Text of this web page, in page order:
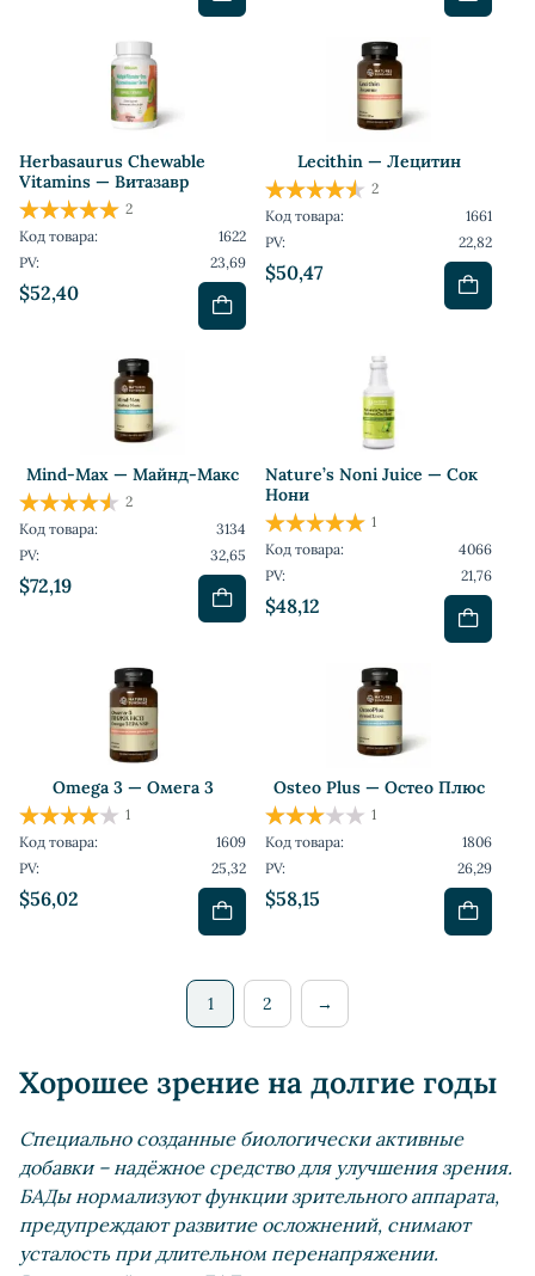
Herbasaurus Сhewable
Vitamins — Витазавр
$52,40
2
Код товара:
1622
PV:
23,69
Lecithin — Лецитин
$50,47
2
Код товара:
1661
PV:
22,82
Mind-Max — Майнд-Макс
$72,19
2
Код товара:
3134
PV:
32,65
Nature’s Noni Juice — Сок
Нони
$48,12
1
Код товара:
4066
PV:
21,76
Omega 3 — Омега 3
$56,02
1
Код товара:
1609
PV:
25,32
Osteo Plus — Остео Плюс
$58,15
1
Код товара:
1806
PV:
26,29
1 2 →
Хорошее зрение на долгие годы
Специально созданные биологически активные
добавки – надёжное средство для улучшения зрения.
БАДы нормализуют функции зрительного аппарата,
предупреждают развитие осложнений, снимают
усталость при длительном перенапряжении.